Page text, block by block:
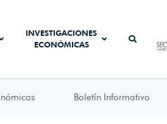
INVESTIGACIONES
ECONÓMICAS
Boletín Informativo